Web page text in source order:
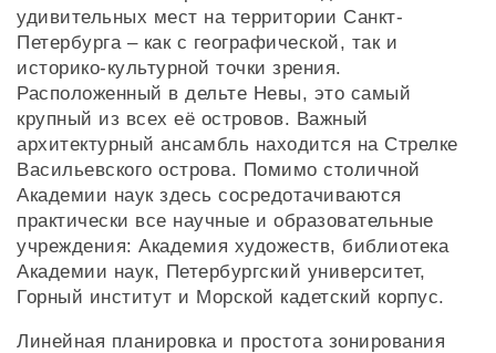
удивительных мест на территории Санкт-
Петербурга – как с географической, так и
историко-культурной точки зрения.
Расположенный в дельте Невы, это самый
крупный из всех её островов. Важный
архитектурный ансамбль находится на Стрелке
Васильевского острова. Помимо столичной
Академии наук здесь сосредотачиваются
практически все научные и образовательные
учреждения: Академия художеств, библиотека
Академии наук, Петербургский университет,
Горный институт и Морской кадетский корпус.
Линейная планировка и простота зонирования